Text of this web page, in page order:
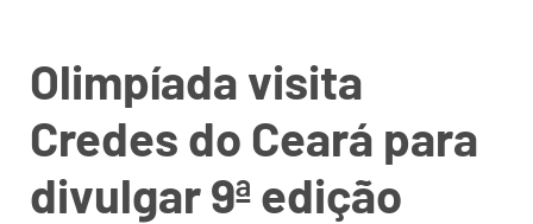
Olimpíada visita
Credes do Ceará para
divulgar 9ª edição